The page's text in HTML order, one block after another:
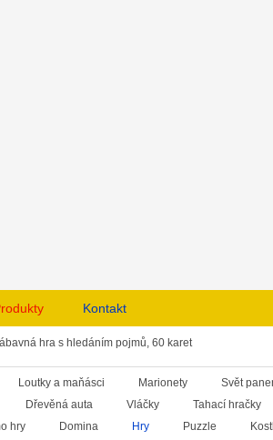
Kontakt
hra s hledáním pojmů, 60 karet
Loutky a maňásci Marionety Svět
Dřevěná auta Vláčky Tahací hračky
hry Domina Hry Puzzle